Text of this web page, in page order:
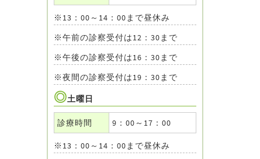
※13：00～14：00まで昼休み
※午前の診察受付は12：30まで
※午後の診察受付は16：30まで
※夜間の診察受付は19：30まで
土曜日
診療時間 9：00～17：00
※13：00～14：00まで昼休み